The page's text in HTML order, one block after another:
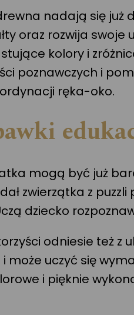
nadają się już
oraz rozwija
kolory i
poznawczych i
ręka-oko.
mogą być już
zwierzątka z
dziecko
odniesie też z
i może uczyć się
i pięknie